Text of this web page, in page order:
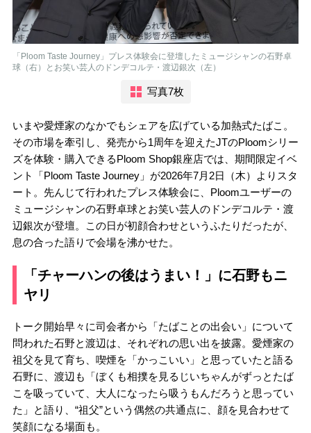
「Ploom Taste Journey」プレス体験会に登壇したミュージシャンの石野卓
球（右）とお笑い芸人のドンデコルテ・渡辺銀次（左）
写真7枚
いまや愛煙家のなかでもシェアを広げている加熱式たばこ。
その市場を牽引し、発売から1周年を迎えたJTのPloomシリー
ズを体験・購入できるPloom Shop銀座店では、期間限定イベ
ント「Ploom Taste Journey」が2026年7月2日（木）よりスタ
ート。先んじて行われたプレス体験会に、Ploomユーザーの
ミュージシャンの石野卓球とお笑い芸人のドンデコルテ・渡
辺銀次が登壇。この日が初顔合わせというふたりだったが、
息の合った語りで会場を沸かせた。
「チャーハンの後はうまい！」に石野もニ
ヤリ
トーク開始早々に司会者から「たばことの出会い」について
問われた石野と渡辺は、それぞれの思い出を披露。愛煙家の
祖父を見て育ち、喫煙を「かっこいい」と思っていたと語る
石野に、渡辺も「ぼくも相撲を見るじいちゃんがずっとたば
こを吸っていて、大人になったら吸うもんだろうと思ってい
た」と語り、“祖父”という偶然の共通点に、顔を見合わせて
笑顔になる場面も。